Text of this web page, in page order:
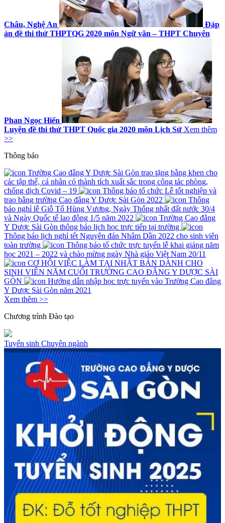
Châu, Nghệ An
Đáp
án đề thi thử THPTQG 2020 môn Ngữ văn – THPT Chuyên
Phan Ngọc Hiển
Luyện đề thi thử THPT Quốc gia 2020 môn Lịch Sử Xem thêm
>>
Thông báo
Trường Cao đẳng Y Dược Sài Gòn trao tặng bằng khen cho
các tập thể, cá nhân có thành tích xuất sắc trong công tác phòng,
chống dịch Covid – 19
Thông báo tổ chức Lễ tốt nghiệp và
trao bằng trường Cao đẳng Y Dược Sài Gòn 2022
Thông
báo nghỉ lễ Giỗ Tổ Hùng Vương, Ngày Thống nhất đất nước 30/4
và Ngày Quốc tế lao động 1/5 năm 2022
Trường Cao đẳng
Y Dược Sài Gòn thông báo lịch học trực tiếp tại trường
Thông báo lịch nghỉ tết Nguyên đán Nhâm Dần 2022 cho sinh viên
toàn trường
Thông báo tổ chức trực tuyến lễ khai giảng năm
học 2021 – 2022 và chào mừng ngày Nhà giáo Việt Nam 20/11
CƠ HỘI VIỆC LÀM TẠI NHẬT BẢN DÀNH CHO
SINH VIÊN NĂM CUỐI TRƯỜNG CAO ĐẲNG Y DƯỢC SÀI
GÒN
Hướng dẫn nhập học trực tuyến vào Trường Cao đẳng
Y Dược Sài Gòn năm 2021
Xem thêm >>
Chương trình Đào tạo
Tuyển sinh Chuyên ngành